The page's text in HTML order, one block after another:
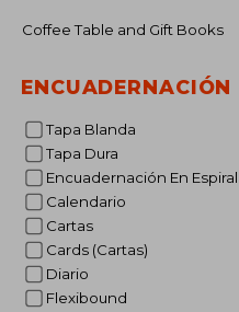
Coffee Table and Gift Books
ENCUADERNACIÓN
Tapa Blanda
Tapa Dura
Encuadernación En Espiral
Calendario
Cartas
Cards (Cartas)
Diario
Flexibound